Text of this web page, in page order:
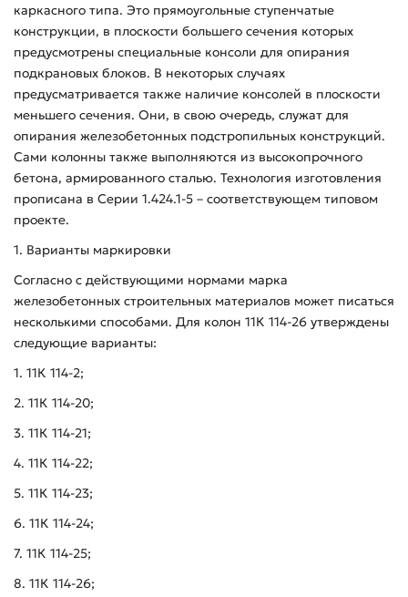
каркасного типа. Это прямоугольные ступенчатые
конструкции, в плоскости большего сечения которых
предусмотрены специальные консоли для опирания
подкрановых блоков. В некоторых случаях
предусматривается также наличие консолей в плоскости
меньшего сечения. Они, в свою очередь, служат для
опирания железобетонных подстропильных конструкций.
Сами колонны также выполняются из высокопрочного
бетона, армированного сталью. Технология изготовления
прописана в Серии 1.424.1-5 – соответствующем типовом
проекте.
1. Варианты маркировки
Согласно с действующими нормами марка
железобетонных строительных материалов может писаться
несколькими способами. Для колон 11К 114-26 утверждены
следующие варианты:
1. 11К 114-2;
2. 11К 114-20;
3. 11К 114-21;
4. 11К 114-22;
5. 11К 114-23;
6. 11К 114-24;
7. 11К 114-25;
8. 11К 114-26;